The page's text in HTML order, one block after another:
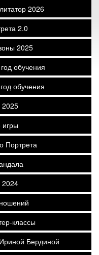
2026
2.0
2025
обучения
обучения
игры
Портрета
классы
Бердиной